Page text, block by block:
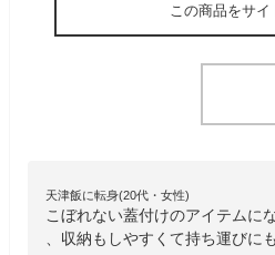
この商品をサイ
天津飯に転身(20代・女性)
こぼれない蓋付けのアイテムに
、収納もしやすくて持ち運びに